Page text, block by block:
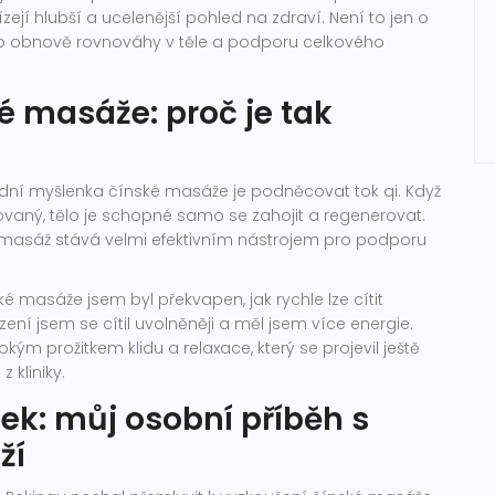
hlubší a ucelenější pohled na zdraví. Není to jen o
obnově rovnováhy v těle a podporu celkového
masáže: proč je tak
myšlenka čínské masáže je podněcovat tok qi. Když
tělo je schopné samo se zahojit a regenerovat.
stává velmi efektivním nástrojem pro podporu
masáže jsem byl překvapen, jak rychle lze cítit
jsem se cítil uvolněněji a měl jsem více energie.
prožitkem klidu a relaxace, který se projevil ještě
kliniky.
můj osobní příběh s